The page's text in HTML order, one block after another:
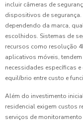
incluir câmeras de
dispositivos de
dependendo da marca,
escolhidos. Sistemas de
recursos como resolução
aplicativos móveis,
necessidades específicas
equilíbrio entre custo e
Além do investimento
residencial exigem custos
serviços de